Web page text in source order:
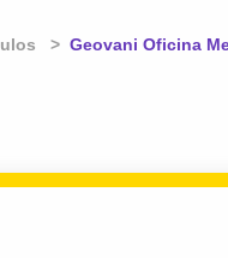
Atual:
Geovani Oficina